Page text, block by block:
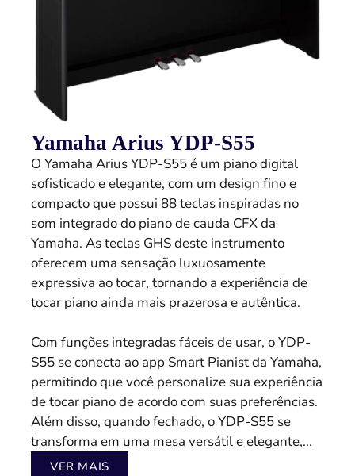
Yamaha Arius YDP-S55
O Yamaha Arius YDP-S55 é um piano digital
sofisticado e elegante, com um design fino e
compacto que possui 88 teclas inspiradas no
som integrado do piano de cauda CFX da
Yamaha. As teclas GHS deste instrumento
oferecem uma sensação luxuosamente
expressiva ao tocar, tornando a experiência de
tocar piano ainda mais prazerosa e autêntica.
Com funções integradas fáceis de usar, o YDP-
S55 se conecta ao app Smart Pianist da Yamaha,
permitindo que você personalize sua experiência
de tocar piano de acordo com suas preferências.
Além disso, quando fechado, o YDP-S55 se
transforma em uma mesa versátil e elegante,...
VER MAIS